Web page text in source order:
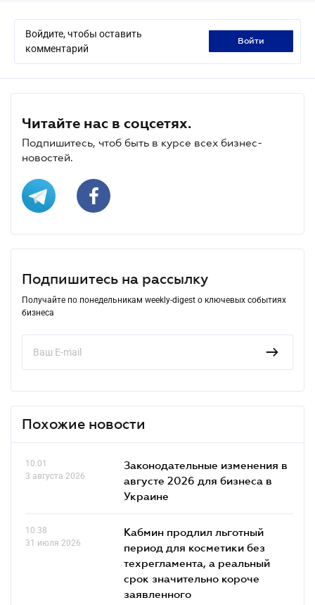
Войдите, чтобы оставить
комментарий
войти
Читайте нас в соцсетях.
Подпишитесь, чтоб быть в курсе всех бизнес-
новостей.
Подпишитесь на рассылку
Получайте по понедельникам weekly-digest о ключевых событиях
бизнеса
Похожие новости
10.01
3 августа 2026
Законодательные изменения в
августе 2026 для бизнеса в
Украине
10.38
31 июля 2026
Кабмин продлил льготный
период для косметики без
техрегламента, а реальный
срок значительно короче
заявленного